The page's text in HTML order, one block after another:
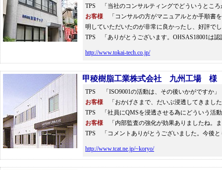
TPS 「当社のコンサルティングでどういうところ
お客様 「コンサルの方がマニュアルとか手順書
明していただいたのが非常に良かったし、好評で
TPS 「ありがとうございます。OHSAS18001は
http://www.tokai-tech.co.jp/
甲稜樹脂工業株式会社 九州工場 様
TPS 「ISO9001の活動は、その後いかがですか」
お客様
「おかげさまで、だいぶ浸透してきまし
TPS 「社員にQMSを浸透させる為にどういう活
お客様 「内部監査の強化が効果ありましたね。
TPS 「コメントありがとうございました。
http://www.tcat.ne.jp/~koryo/